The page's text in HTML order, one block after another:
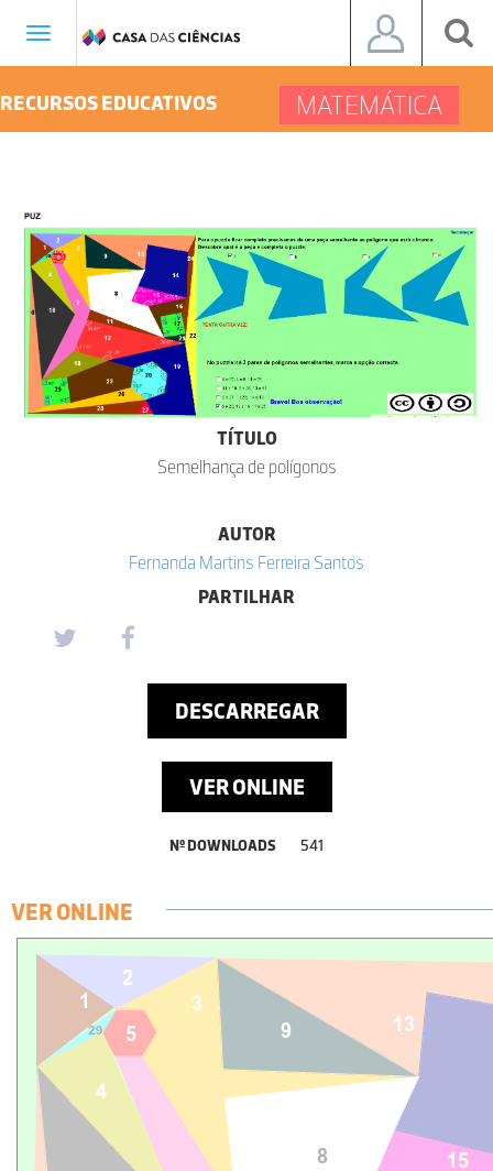
Toggle
RECURSOS EDUCATIVOS MATEMÁTICA
TÍTULO
Semelhança de polígonos
AUTOR
Fernanda Martins Ferreira Santos
PARTILHAR
DESCARREGAR
VER ONLINE
Nº DOWNLOADS 541
VER ONLINE